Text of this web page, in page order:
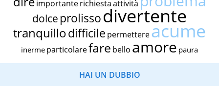
importante richiestaattività
dolce prolissodivertente
tranquillodifficile permettereacume
inerme particolarefare bello amore paura
HAI UN DUBBIO